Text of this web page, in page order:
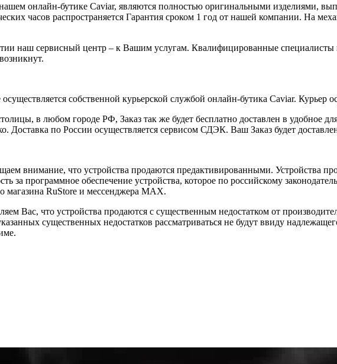
онлайн-бутике Caviar, являются полностью оригинальными изделиями,
часов распространяется Гарантия сроком 1 год от нашей компании. На
наш сервисный центр – к Вашим услугам. Квалифицированные специалисты
собственной курьерской службой онлайн-бутика Caviar. Курьер
в любом городе РФ, Заказ так же будет бесплатно доставлен в удобное
Доставка по России осуществляется сервисом СДЭК. Ваш Заказ будет
внимание, что устройства продаются предактивированными. Устройства
за программное обеспечение устройства, которое по российскому
магазина RuStore и мессенджера MAX.
Вас, что устройства продаются с существенным недостатком от
существенных недостатков рассматриваться не будут ввиду